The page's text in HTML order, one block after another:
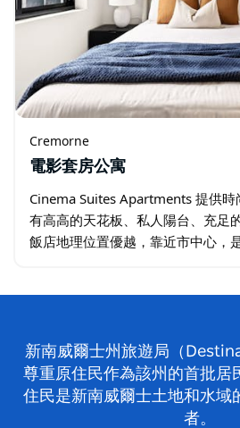
Cremorne
電影套房公寓
Cinema Suites Apartments 提供
有高高的天花板、私人陽台、充足
飯店地理位置優越，靠近市中心，
新南威爾士州旅遊局（
尊重原住民作為該州的首批居
住民是新南威爾士土地和水域
者。